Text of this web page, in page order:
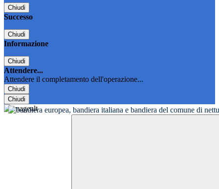
Chiudi
Successo
Chiudi
Informazione
Chiudi
Attendere...
Attendere il completamento dell'operazione...
Chiudi
Chiudi